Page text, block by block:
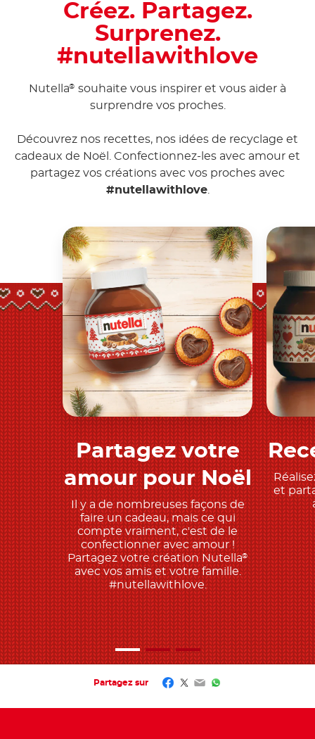
Créez. Partagez.
Surprenez.
#nutellawithlove
Nutella® souhaite vous inspirer et vous aider à
surprendre vos proches.
Découvrez nos recettes, nos idées de recyclage et
cadeaux de Noël. Confectionnez-les avec amour et
partagez vos créations avec vos proches avec
#nutellawithlove.
Découvrez
Partagez votre
amour pour Noël
Il y a de nombreuses façons de
faire un cadeau, mais ce qui
compte vraiment, c'est de le
confectionner avec amour !
Partagez votre création Nutella®
avec vos amis et votre famille.
#nutellawithlove.
et
Partagez sur Facebook
Twitter
EmailWhatsApp